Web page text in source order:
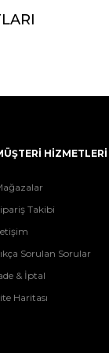
HİZMETLERİ
Takibi
Sorulan Sorular
& İptal
Haritası